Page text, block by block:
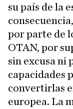
su país de la
por parte de
OTAN, por
sin excusa ni
capacidades
convertirlas
europea. La